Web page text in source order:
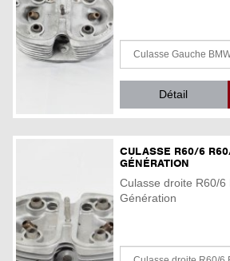
Détail
CULASSE R60/6
GÉNÉRATION
Culasse droite R60/6
Génération